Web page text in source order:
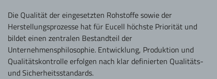
Die Qualität der eingesetzten Rohstoffe sowie der
Herstellungsprozesse hat für Eucell höchste Priorität und
bildet einen zentralen Bestandteil der
Unternehmensphilosophie. Entwicklung, Produktion und
Qualitätskontrolle erfolgen nach klar definierten Qualitäts-
und Sicherheitsstandards.